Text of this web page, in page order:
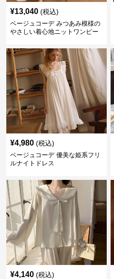
¥13,040 (税込)
ベージュコーデ みつあみ模様の
やさしい着心地ニットワンピー
¥4,980 (税込)
ベージュコーデ 優美な姫系フリ
ルナイトドレス
¥4,140 (税込)